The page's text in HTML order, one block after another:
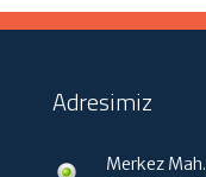
Adresimiz
Merkez